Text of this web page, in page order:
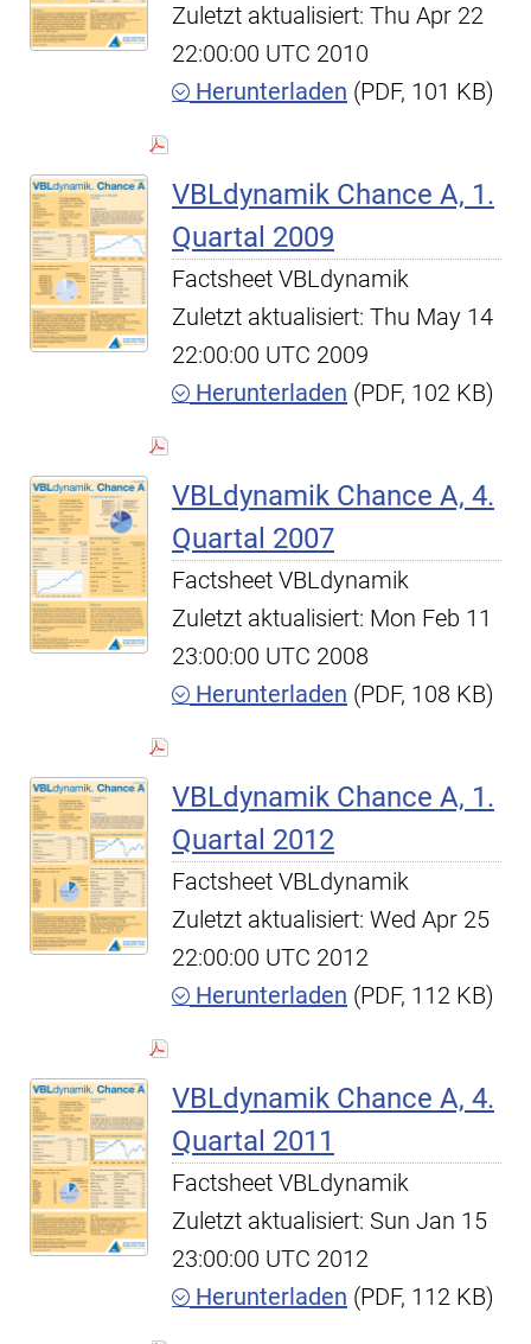
Zuletzt aktualisiert: Thu Apr 22
22:00:00 UTC 2010
Herunterladen (PDF, 101 KB)
VBLdynamik Chance A, 1.
Quartal 2009
Factsheet VBLdynamik
Zuletzt aktualisiert: Thu May 14
22:00:00 UTC 2009
Herunterladen (PDF, 102 KB)
VBLdynamik Chance A, 4.
Quartal 2007
Factsheet VBLdynamik
Zuletzt aktualisiert: Mon Feb 11
23:00:00 UTC 2008
Herunterladen (PDF, 108 KB)
VBLdynamik Chance A, 1.
Quartal 2012
Factsheet VBLdynamik
Zuletzt aktualisiert: Wed Apr 25
22:00:00 UTC 2012
Herunterladen (PDF, 112 KB)
VBLdynamik Chance A, 4.
Quartal 2011
Factsheet VBLdynamik
Zuletzt aktualisiert: Sun Jan 15
23:00:00 UTC 2012
Herunterladen (PDF, 112 KB)